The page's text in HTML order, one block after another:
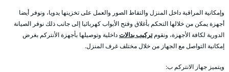
وإمكانية المراقبة داخل المنزل والتقاط الصور والعمل على تخزينها يدويا، ونوفر أيضا
أجهزة يمكن من خلالها التحكم بأغلاق وفتح الأبواب كهربائيا إلى جانب ذلك نوفر الصيانة
الدورية لكافة الأجهزة، ونقومتركيب بدالاتداخلية وتوصيلها بأجهزة الأنتركم بغرض
إمكانية التواصل مع الجهاز من خلال مختلف غرف المنزل.
ويتميز جهاز الانتركم ب: